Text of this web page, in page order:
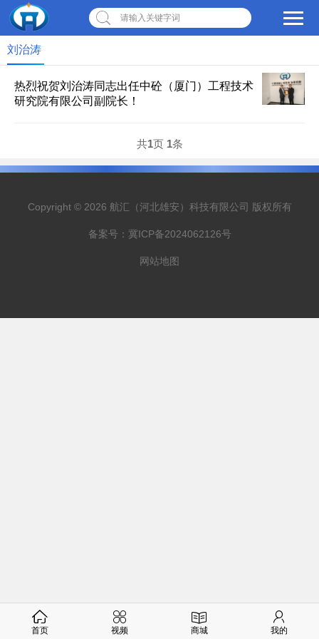
请输入关键字词
刘治涛
热烈祝贺刘治涛同志出任中砼（厦门）工程技术
研究院有限公司副院长！
共1页 1条
Copyright © 2026 航汇（河北雄安）科技有限公司 版权所有
备案号： 冀ICP备2024062126号
网站地图
首页 视频 商城 我的